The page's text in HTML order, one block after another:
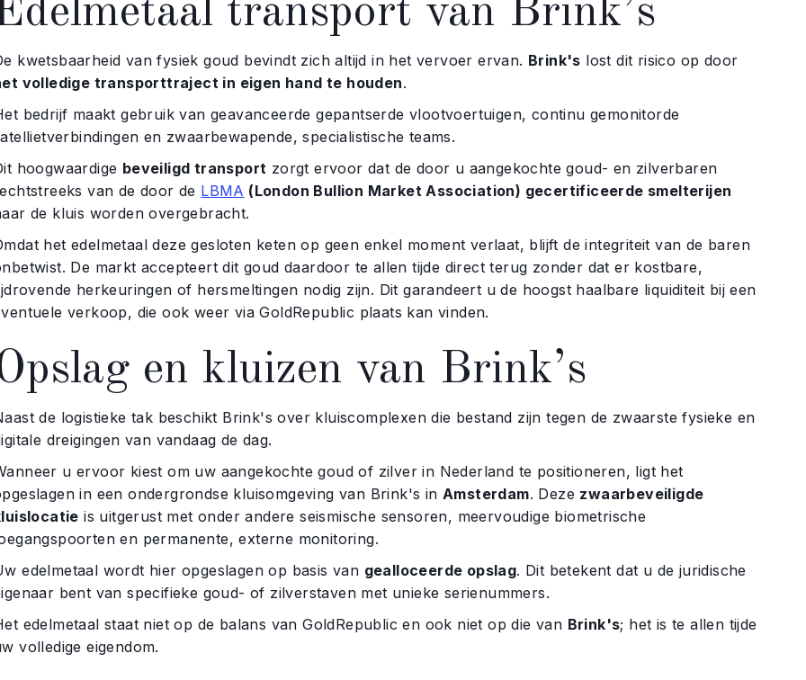
transport van Brink’s
kwetsbaarheid van fysiek goud bevindt zich altijd in het vervoer ervan. Brink's lost dit risico op door
volledige transporttraject in eigen hand te houden.
bedrijf maakt gebruik van geavanceerde gepantserde vlootvoertuigen, continu gemonitorde
en zwaarbewapende, specialistische teams.
hoogwaardige beveiligd transport zorgt ervoor dat de door u aangekochte goud- en zilverbaren
van de door de LBMA (London Bullion Market Association) gecertificeerde smelterijen
de kluis worden overgebracht.
het edelmetaal deze gesloten keten op geen enkel moment verlaat, blijft de integriteit van de baren
De markt accepteert dit goud daardoor te allen tijde direct terug zonder dat er kostbare,
herkeuringen of hersmeltingen nodig zijn. Dit garandeert u de hoogst haalbare liquiditeit bij een
verkoop, die ook weer via GoldRepublic plaats kan vinden.
en kluizen van Brink’s
de logistieke tak beschikt Brink's over kluiscomplexen die bestand zijn tegen de zwaarste fysieke en
dreigingen van vandaag de dag.
u ervoor kiest om uw aangekochte goud of zilver in Nederland te positioneren, ligt het
in een ondergrondse kluisomgeving van Brink's in Amsterdam. Deze zwaarbeveiligde
is uitgerust met onder andere seismische sensoren, meervoudige biometrische
en permanente, externe monitoring.
edelmetaal wordt hier opgeslagen op basis van gealloceerde opslag. Dit betekent dat u de juridische
bent van specifieke goud- of zilverstaven met unieke serienummers.
edelmetaal staat niet op de balans van GoldRepublic en ook niet op die van Brink's; het is te allen tijde
volledige eigendom.